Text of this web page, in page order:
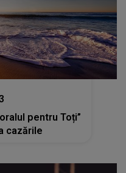
pentru Toți”
cazările